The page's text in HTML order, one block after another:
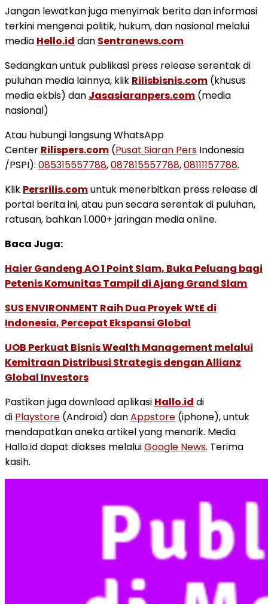
Jangan lewatkan juga menyimak berita dan informasi
terkini mengenai politik, hukum, dan nasional melalui
media Hello.id dan Sentranews.com
Sedangkan untuk publikasi press release serentak di
puluhan media lainnya, klik Rilisbisnis.com (khusus
media ekbis) dan Jasasiaranpers.com (media
nasional)
Atau hubungi langsung WhatsApp
Center Rilispers.com (Pusat Siaran Pers Indonesia
/PSPI): 085315557788,087815557788,08111157788.
Klik Persrilis.comuntuk menerbitkan press release di
portal berita ini, atau pun secara serentak di puluhan,
ratusan, bahkan 1.000+ jaringan media online.
Baca Juga:
Haier Gandeng AO 1 Point Slam, Buka Peluang bagi
Petenis Komunitas Tampil di Ajang Grand Slam
SUS ENVIRONMENT Raih Dua Proyek WtE di
Indonesia, Percepat Ekspansi Global
UOB Perkuat Bisnis Wealth Management melalui
Kemitraan Distribusi Strategis dengan Allianz
Global Investors
Pastikan juga download aplikasi Hallo.id di
di Playstore (Android) danAppstore (iphone), untuk
mendapatkan aneka artikel yang menarik. Media
Hallo.id dapat diakses melaluiGoogle News. Terima
kasih.